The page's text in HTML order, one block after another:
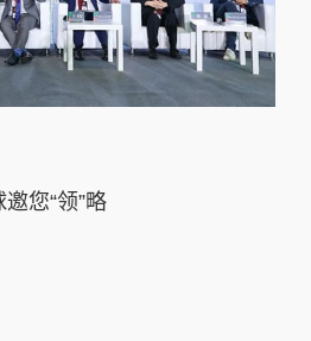
您“领”略